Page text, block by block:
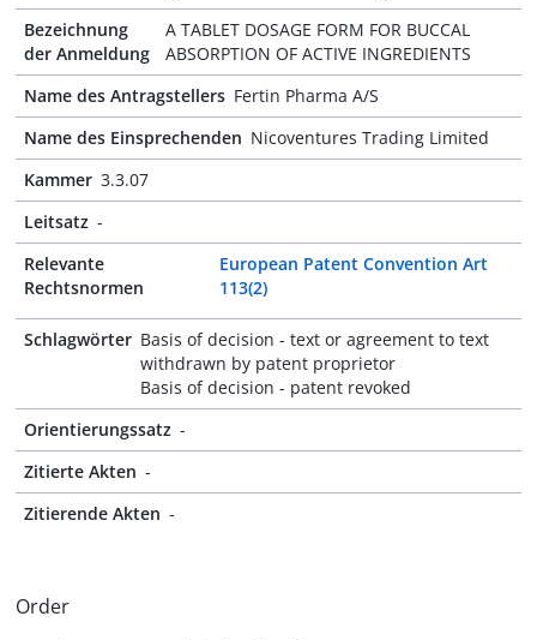
Bezeichnung
der Anmeldung
A TABLET DOSAGE FORM FOR BUCCAL
ABSORPTION OF ACTIVE INGREDIENTS
Name des Antragstellers Fertin Pharma A/S
Name des Einsprechenden Nicoventures Trading Limited
Kammer 3.3.07
Leitsatz -
Relevante
Rechtsnormen
European Patent Convention Art
113(2)
Schlagwörter Basis of decision - text or agreement to text
withdrawn by patent proprietor
Basis of decision - patent revoked
Orientierungssatz -
Zitierte Akten -
Zitierende Akten -
Order